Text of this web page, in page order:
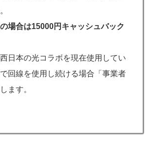
場合は15000円キャッシュバック
日本の光コラボを現在使用してい
回線を使用し続ける場合「事業者
ます。